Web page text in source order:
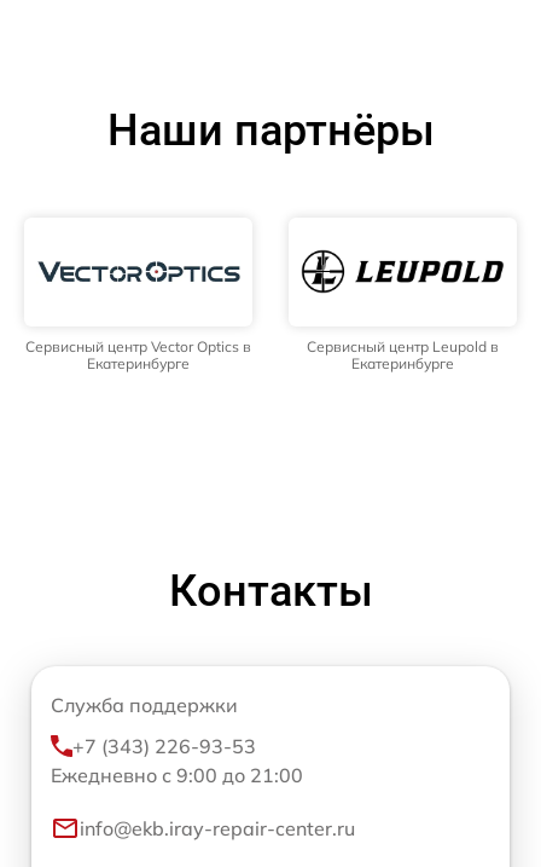
Наши партнёры
Сервисный центр Vector Optics в
Екатеринбурге
Сервисный центр Leupold в
Екатеринбурге
Контакты
Служба поддержки
+7 (343) 226-93-53
Ежедневно с 9:00 до 21:00
info@ekb.iray-repair-center.ru